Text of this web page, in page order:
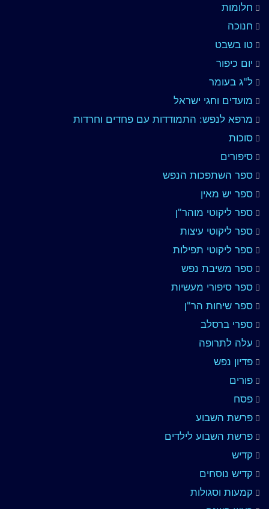
חלומות
חנוכה
טו בשבט
יום כיפור
ל"ג בעומר
מועדים וחגי ישראל
מרפא לנפש: התמודדות עם פחדים וחרדות
סוכות
סיפורים
ספר השתפכות הנפש
ספר יש מאין
ספר ליקוטי מוהר"ן
ספר ליקוטי עיצות
ספר ליקוטי תפילות
ספר משיבת נפש
ספר סיפורי מעשיות
ספר שיחות הר"ן
ספרי ברסלב
עלה לתרופה
פדיון נפש
פורים
פסח
פרשת השבוע
פרשת השבוע לילדים
קדיש
קדיש נוסחים
קמעות וסגולות